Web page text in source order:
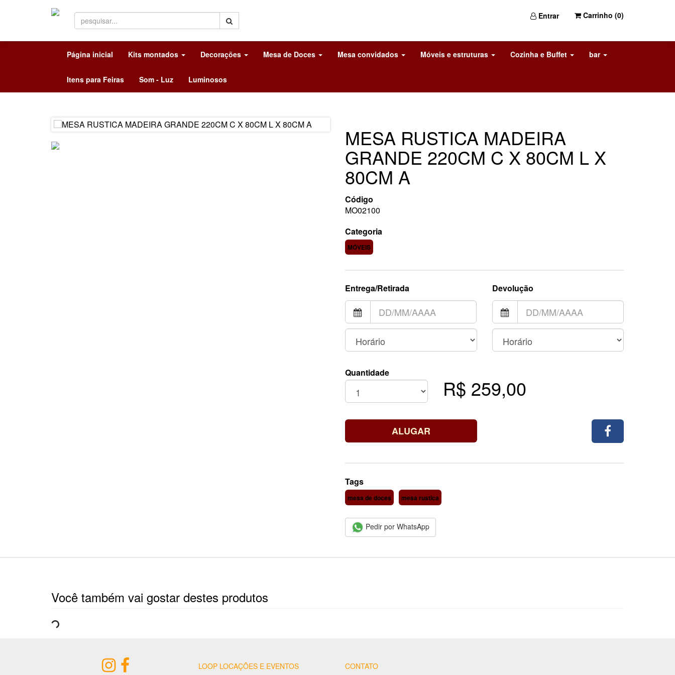
Entrar Carrinho (0)
Página inicial Kits montados Decorações Mesa de Doces Mesa convidados Móveis e estruturas Cozinha e Buffet bar
Itens para Feiras Som - Luz Luminosos
MESA RUSTICA MADEIRA
GRANDE 220CM C X 80CM L X
80CM A
Código
MO02100
Categoria
MÓVEIS
Entrega/Retirada Devolução
Quantidade
R$ 259,00
ALUGAR
Tags
mesa de doces mesa rustica
Pedir por WhatsApp
Você também vai gostar destes produtos
LOOP LOCAÇÕES E EVENTOS CONTATO